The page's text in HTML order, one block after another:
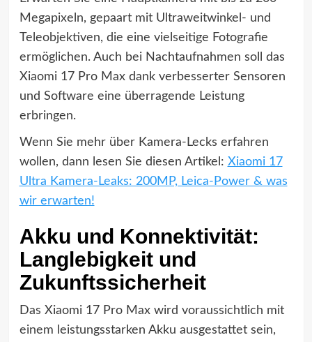
Megapixeln, gepaart mit Ultraweitwinkel- und
Teleobjektiven, die eine vielseitige Fotografie
ermöglichen. Auch bei Nachtaufnahmen soll das
Xiaomi 17 Pro Max dank verbesserter Sensoren
und Software eine überragende Leistung
erbringen.
Wenn Sie mehr über Kamera-Lecks erfahren
wollen, dann lesen Sie diesen Artikel: Xiaomi 17
Ultra Kamera-Leaks: 200MP, Leica-Power & was
wir erwarten!
Akku und Konnektivität:
Langlebigkeit und
Zukunftssicherheit
Das Xiaomi 17 Pro Max wird voraussichtlich mit
einem leistungsstarken Akku ausgestattet sein,